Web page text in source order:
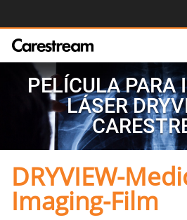
Productos
Soporte
Empresa
Careers
PELÍCULA PARA
LÁSER
DRYVIEW-
Imaging-Film